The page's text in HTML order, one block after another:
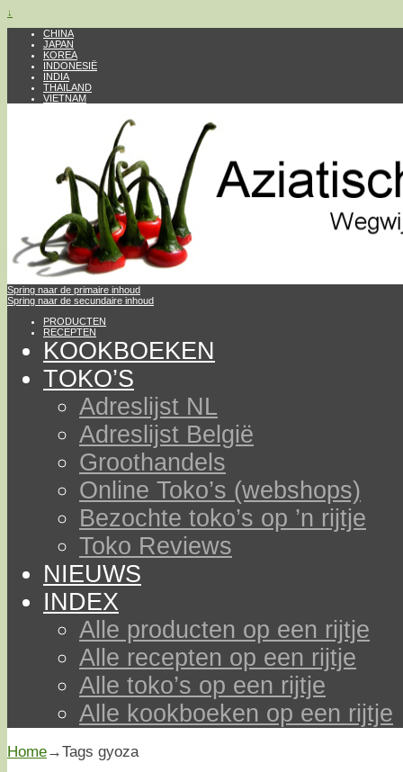
↓
CHINA
JAPAN
KOREA
INDONESIË
INDIA
THAILAND
VIETNAM
Spring naar de primaire inhoud
Spring naar de secundaire inhoud
PRODUCTEN
RECEPTEN
KOOKBOEKEN
TOKO’S
Adreslijst NL
Adreslijst België
Groothandels
Online Toko’s (webshops)
Bezochte toko’s op ’n rijtje
Toko Reviews
NIEUWS
INDEX
Alle producten op een rijtje
Alle recepten op een rijtje
Alle toko’s op een rijtje
Alle kookboeken op een rijtje
Home→Tags gyoza